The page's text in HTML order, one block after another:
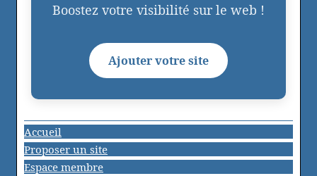
Boostez votre visibilité sur le web !
Ajouter votre site
Accueil
Proposer un site
Espace membre